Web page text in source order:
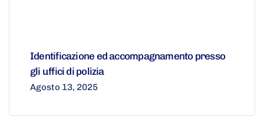
Identificazione ed accompagnamento presso
gli uffici di polizia
Agosto 13, 2025